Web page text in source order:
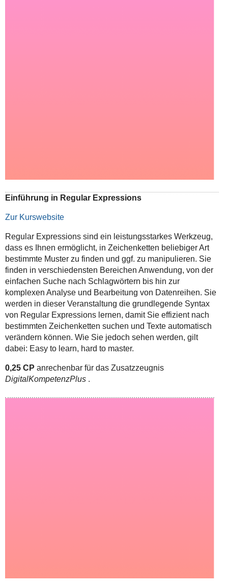
Einführung in Regular Expressions
Zur Kurswebsite
Regular Expressions sind ein leistungsstarkes Werkzeug,
dass es Ihnen ermöglicht, in Zeichenketten beliebiger Art
bestimmte Muster zu finden und ggf. zu manipulieren. Sie
finden in verschiedensten Bereichen Anwendung, von der
einfachen Suche nach Schlagwörtern bis hin zur
komplexen Analyse und Bearbeitung von Datenreihen. Sie
werden in dieser Veranstaltung die grundlegende Syntax
von Regular Expressions lernen, damit Sie effizient nach
bestimmten Zeichenketten suchen und Texte automatisch
verändern können. Wie Sie jedoch sehen werden, gilt
dabei: Easy to learn, hard to master.
0,25 CP anrechenbar für das Zusatzzeugnis
DigitalKompetenzPlus .